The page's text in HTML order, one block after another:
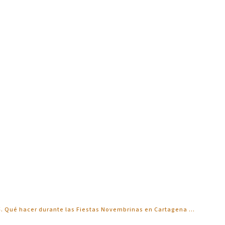
Qué hacer durante las Fiestas Novembrinas en Cartagena …